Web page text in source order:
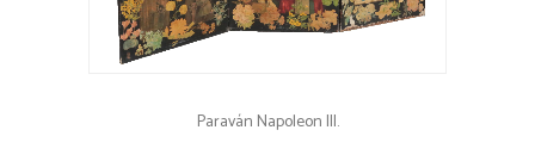
Paraván Napoleon III.